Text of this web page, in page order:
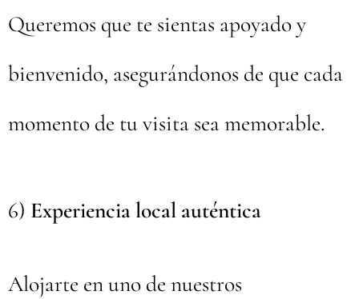
Queremos que te sientas apoyado y
bienvenido, asegurándonos de que cada
momento de tu visita sea memorable.
6) Experiencia local auténtica
Alojarte en uno de nuestros